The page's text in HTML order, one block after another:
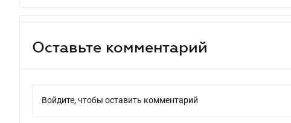
Оставьте комментарий
Войдите, чтобы оставить комментарий